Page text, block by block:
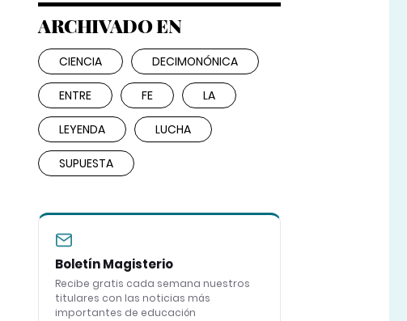
ARCHIVADO EN
CIENCIA DECIMONÓNICA
ENTRE FE LA
LEYENDA LUCHA
SUPUESTA
Boletín Magisterio
Recibe gratis cada semana nuestros
titulares con las noticias más
importantes de educación